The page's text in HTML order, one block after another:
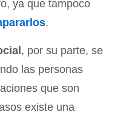
ya que tampoco
.
, por su parte, se
las personas
que son
existe una